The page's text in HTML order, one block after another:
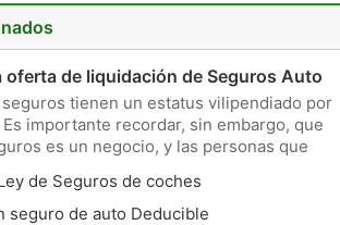
oferta de liquidación de Seguros Auto
seguros tienen un estatus vilipendiado por
importante recordar, sin embargo, que
es un negocio, y las personas que
que no ha sido tratado de manera
de Seguros de coches
seguro de auto Deducible